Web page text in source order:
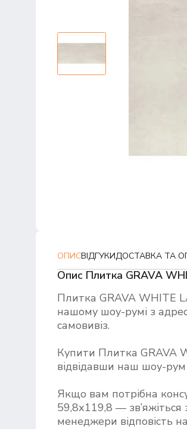
ОПИСВІДГУКИДОСТАВКА ТА
Опис Плитка GRAVA
Плитка GRAVA WHITE
нашому шоу-румі з
самовивіз.
Купити Плитка GRAVA
відвідавши наш шоу-
Якщо вам потрібна
59,8х119,8 —
менеджери відповість